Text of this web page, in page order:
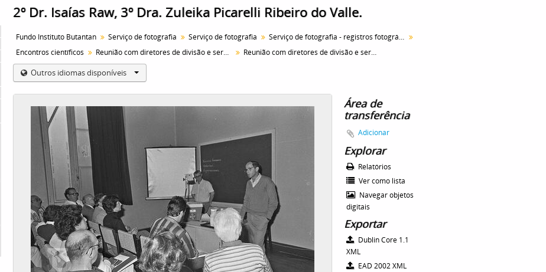
2º Dr. Isaías Raw, 3º Dra. Zuleika Picarelli Ribeiro do Valle.
Fundo Instituto Butantan Serviço de fotografia Serviço de fotografia
Serviço de fotografia - registros fotográficos
Encontros científicos
Reunião com diretores de divisão e serviço do Instituto Butantan. Reunião com diretores de divisão e serviço do Instituto Butantan. Em pé da esquerda para direita, 1º Prof. Henrique Moisés Canter, 2º Dr. Willy Beçak. Sentados na primeira fileira, da direita para esquerda, [1º Dra. Alba Lavras], 4º Dr. Jesus Carlos Machado, 5º Dr. Bruno Soerensen Cardozo; segunda fileira, 2º Dr. Isaías Raw, 3º Dra. Zuleika Picarelli Ribeiro do Valle.
Outros idiomas disponíveis
Área de
transferência
Adicionar
Explorar
Relatórios
Ver como lista
Navegar objetos
digitais
Exportar
Dublin Core 1.1
XML
EAD 2002 XML